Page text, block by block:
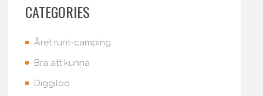
CATEGORIES
Året runt-camping
Bra att kunna
Diggiloo